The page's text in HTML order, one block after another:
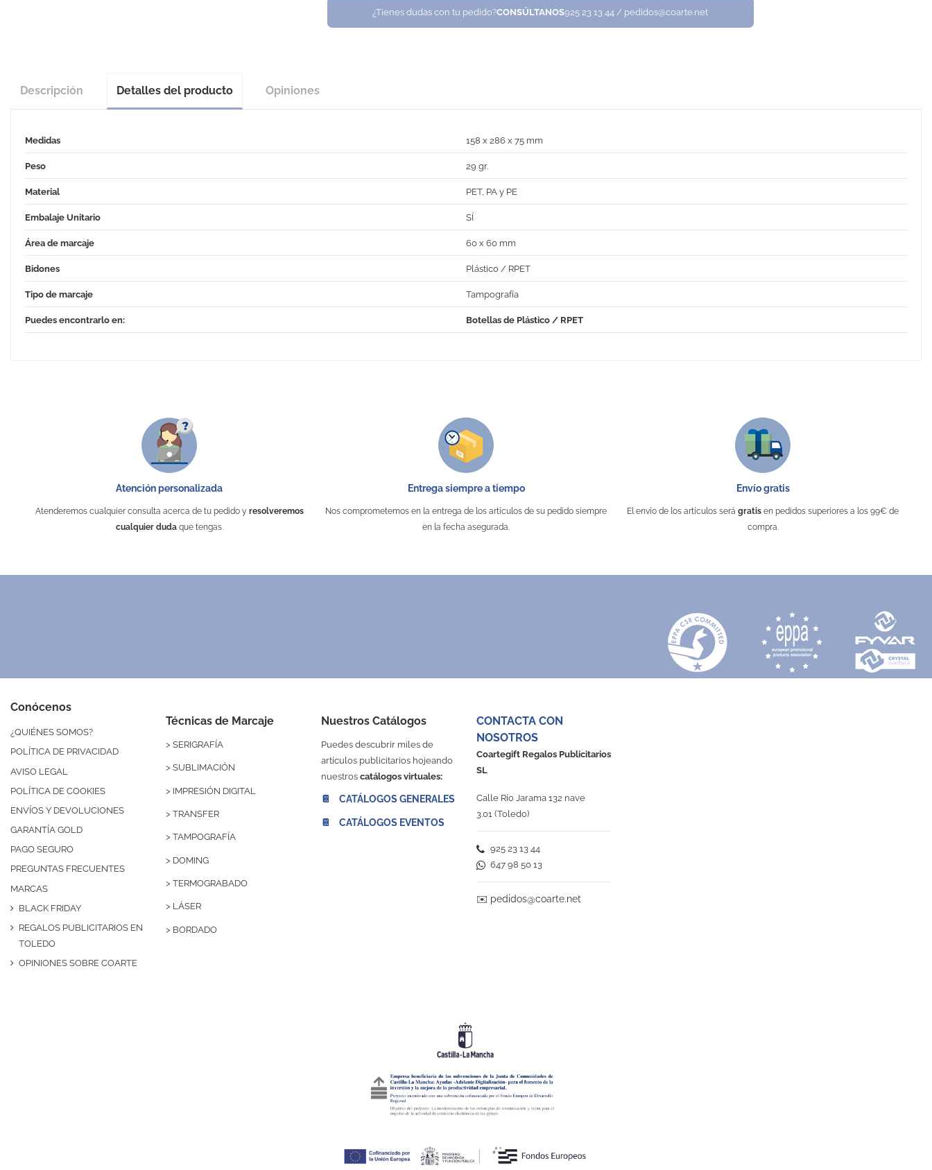
¿Tienes dudas con tu pedido?CONSÚLTANOS925 23 13 44 / pedidos@coarte.net
Descripción Detalles del producto Opiniones
Medidas 158 x 286 x 75 mm
Peso 29 gr.
Material PET, PA y PE
Embalaje Unitario SÍ
Área de marcaje 60 x 60 mm
Bidones Plástico / RPET
Tipo de marcaje Tampografía
Puedes encontrarlo en: Botellas de Plástico / RPET
Atención personalizada
Atenderemos cualquier consulta acerca de tu pedido y resolveremos
cualquier dudaque tengas.
Entrega siempre a tiempo
Nos comprometemos en la entrega de los artículos de su pedido siempre
en la fecha asegurada.
Envío gratis
El envío de los artículos será gratis en pedidos superiores a los 99€ de
compra.
Conócenos
¿QUIÉNES SOMOS?
POLÍTICA DE PRIVACIDAD
AVISO LEGAL
POLÍTICA DE COOKIES
ENVÍOS Y DEVOLUCIONES
GARANTÍA GOLD
PAGO SEGURO
PREGUNTAS FRECUENTES
MARCAS
BLACK FRIDAY
REGALOS PUBLICITARIOS EN
TOLEDO
OPINIONES SOBRE COARTE
Técnicas de Marcaje
> SERIGRAFÍA
> SUBLIMACIÓN
> IMPRESIÓN DIGITAL
> TRANSFER
> TAMPOGRAFÍA
> DOMING
> TERMOGRABADO
> LÁSER
> BORDADO
Nuestros Catálogos
Puedes descubrir miles de
artículos publicitarios hojeando
nuestros catálogos virtuales:
📔 CATÁLOGOS GENERALES
📔 CATÁLOGOS EVENTOS
CONTACTA CON
NOSOTROS
Coartegift Regalos Publicitarios
SL
Calle Río Jarama 132 nave
3.01 (Toledo)
925 23 13 44
647 98 50 13
✉️ pedidos@coarte.net